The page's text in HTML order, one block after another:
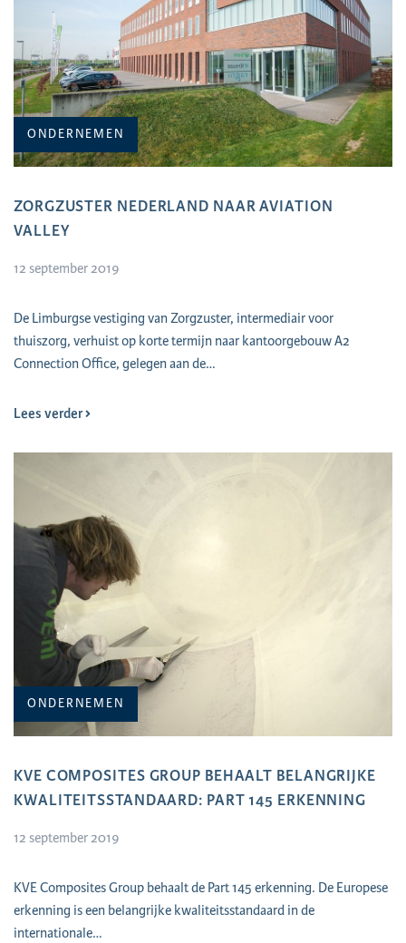
ONDERNEMEN
ZORGZUSTER NEDERLAND NAAR AVIATION
VALLEY
12 september 2019
De Limburgse vestiging van Zorgzuster, intermediair voor
thuiszorg, verhuist op korte termijn naar kantoorgebouw A2
Connection Office, gelegen aan de…
Lees verder
ONDERNEMEN
KVE COMPOSITES GROUP BEHAALT BELANGRIJKE
KWALITEITSSTANDAARD: PART 145 ERKENNING
12 september 2019
KVE Composites Group behaalt de Part 145 erkenning. De Europese
erkenning is een belangrijke kwaliteitsstandaard in de
internationale…